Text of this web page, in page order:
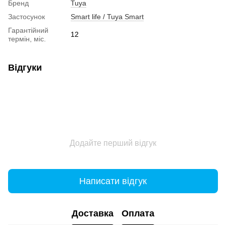
Бренд
Tuya
Застосунок
Smart life / Tuya Smart
Гарантійний
термін, міс.
12
Відгуки
Додайте перший відгук
Написати відгук
Доставка Оплата